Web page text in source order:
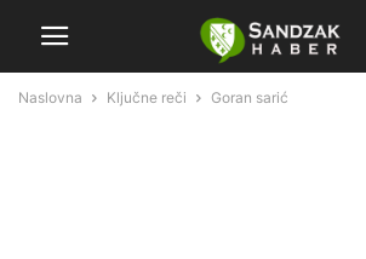
Naslovna Ključne reči Goran sarić